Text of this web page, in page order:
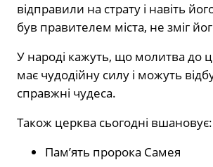
відправили на страту і навіть
був правителем міста, не зміг
У народі кажуть, що молитва до
має чудодійну силу і можуть
справжні чудеса.
Також церква сьогодні вшановує:
Пам’ять пророка Самея